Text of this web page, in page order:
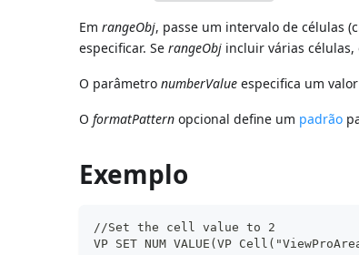
EmrangeObj, passe um intervalo de células
especificar. SerangeObj incluir várias células,
O parâmetronumberValue especifica um
OformatPattern opcional define um padrão
Exemplo
//Set the cell value to 2
VP SET NUM VALUE(VP